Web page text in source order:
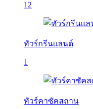
12
ทัวร์กรีนแลนด์
1
ทัวร์คาซัคสถาน